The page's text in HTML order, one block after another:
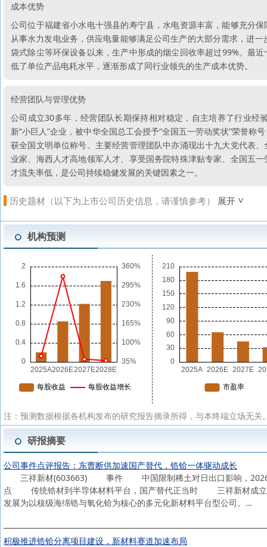
成本优势
公司位于福建省小水电十强县的寿宁县，水电资源丰富，能够充分
从事水力发电业务，供应电量能够满足公司生产的大部分需求，进
袋式除尘等环保设备以来，生产中形成的烟尘回收率超过99%。最
低了单位产品电耗水平，逐渐形成了同行业领先的生产成本优势。
经营团队与管理优势
公司成立30多年，经营团队长期保持相对稳定，自主培养了行业
新“小巨人”企业，被中华全国总工会授予“全国五一劳动奖状”荣誉
获全国文明单位称号。主要经营管理团队中亦涌现出十九大党代表
业家、海西人才高地领军人才、享受国务院特殊津贴专家、全国五
才流失率低，是公司持续稳健发展的关键因素之一。
历史题材（以下为上市公司历史信息，请谨慎参考） 展开
机构预测
注：预测数据根据各机构发布的研究报告摘录所得，与本终端立场无
研报摘要
公司事件点评报告：东曹断供加速国产替代，锆铪一体驱动成长
三祥新材(603663) 事件 中国限制稀土对日出口影响，2026
点 传统锆材到半导体材料平台，国产替代正当时 三祥新材成立于
发展为以核级海绵锆与氧化铪为核心的多元化新材料平台型公司。…
积极推进锆铪分离项目建设，新材料赛道加速布局